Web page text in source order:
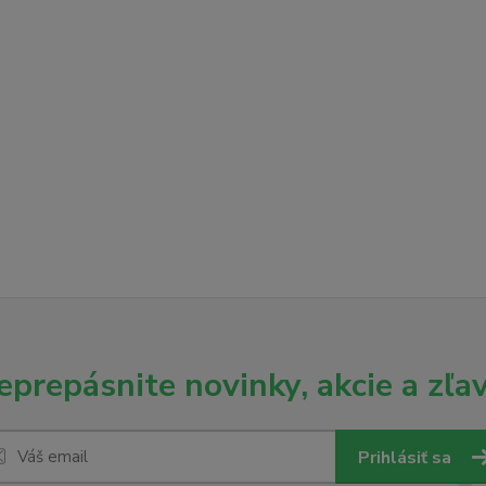
novinky, akcie a
Prihlásiť sa